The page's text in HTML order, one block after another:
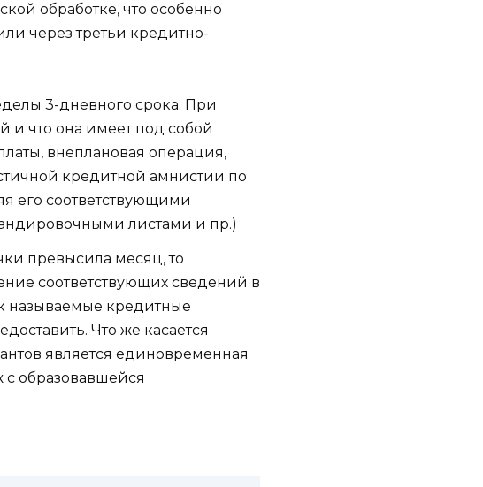
обработке, что особенно
через третьи кредитно-
3-дневного срока. При
и что она имеет под собой
внеплановая операция,
кредитной амнистии по
его соответствующими
листами и пр.)
превысила месяц, то
соответствующих сведений в
называемые кредитные
Что же касается
является единовременная
с образовавшейся